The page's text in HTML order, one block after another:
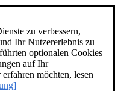
zu verbessern,
Ihr Nutzererlebnis zu
optionalen Cookies
auf Ihr
möchten, lesen